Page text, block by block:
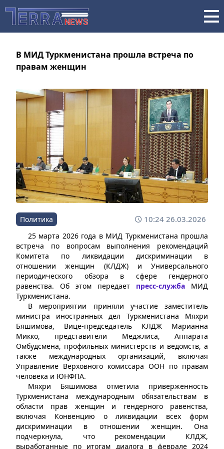
В МИД Туркменистана прошла встреча по
правам женщин
Политика 10:24 26.03.2026
25 марта 2026 года в МИД Туркменистана прошла
встреча по вопросам выполнения рекомендаций
Комитета по ликвидации дискриминации в
отношении женщин (КЛДЖ) и Универсального
периодического обзора в сфере гендерного
равенства. Об этом передает пресс-служба МИД
Туркменистана.
В мероприятии приняли участие заместитель
министра иностранных дел Туркменистана Мяхри
Бяшимова, Вице-председатель КЛДЖ Марианна
Микко, представители Меджлиса, Аппарата
Омбудсмена, профильных министерств и ведомств, а
также международных организаций, включая
Управление Верховного комиссара ООН по правам
человека и ЮНФПА.
Мяхри Бяшимова отметила приверженность
Туркменистана международным обязательствам в
области прав женщин и гендерного равенства,
включая Конвенцию о ликвидации всех форм
дискриминации в отношении женщин. Она
подчеркнула, что рекомендации КЛДЖ,
выработанные по итогам диалога в феврале 2024